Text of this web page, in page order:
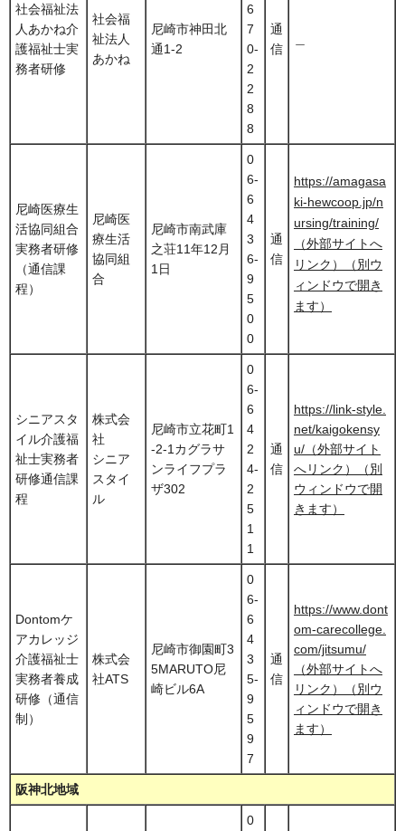
社会福祉法
人あかね介
護福祉士実
務者研修
社会福
祉法人
あかね
尼崎市神田北
通1-2
6
7
0-
2
2
8
8
通
信
尼崎医療生
活協同組合
実務者研修
（通信課
程）
尼崎医
療生活
協同組
合
尼崎市南武庫
之荘11年12月
1日
0
6-
6
4
3
6-
9
5
0
0
通
信
https://amagasa
ki-hewcoop.jp/n
ursing/training/
（外部サイトへ
リンク）（別ウ
ィンドウで開き
ます）
シニアスタ
イル介護福
祉士実務者
研修通信課
程
株式会
社
シニア
スタイ
ル
尼崎市立花町1
-2-1カグラサ
ンライフプラ
ザ302
0
6-
6
4
2
4-
2
5
1
1
通
信
https://link-style.
net/kaigokensy
u/（外部サイト
へリンク）（別
ウィンドウで開
きます）
Dontomケ
アカレッジ
介護福祉士
実務者養成
研修（通信
制）
株式会
社ATS
尼崎市御園町3
5MARUTO尼
崎ビル6A
0
6-
6
4
3
5-
9
5
9
7
通
信
https://www.dont
om-carecollege.
com/jitsumu/
（外部サイトへ
リンク）（別ウ
ィンドウで開き
ます）
阪神北地域
0